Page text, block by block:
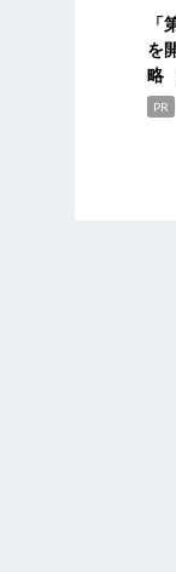
「
を
略
PR